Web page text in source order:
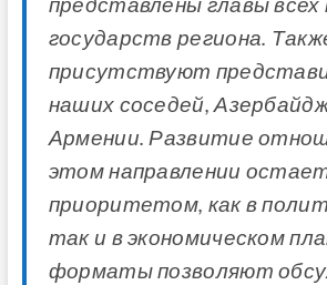
государств региона.
присутствуют
наших соседей,
Армении. Развитие
этом направлении
приоритетом, как в
так и в экономическом
форматы позволяют